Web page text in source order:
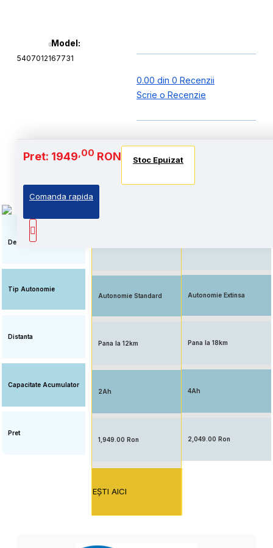
Model:
5407012167731
0.00 din 0 Recenzii
Scrie o Recenzie
Pret: 1949,00 RON Stoc Epuizat
Comanda rapida
Baterie si Autonomie
Descriere
Tip Autonomie
Distanta
Capacitate Acumulator
Pret
Stoc Epuizat
Standard: Pret accesibil,
Autonomie Standard
Pana la 12km
2Ah
1,949.00 Ron
EŞTI AICI
Stoc Epuizat
Autonomie Extinsa
Pana la 18km
4Ah
2,049.00 Ron